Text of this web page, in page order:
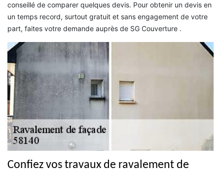
conseillé de comparer quelques devis. Pour obtenir un devis en
un temps record, surtout gratuit et sans engagement de votre
part, faites votre demande auprès de SG Couverture .
Confiez vos travaux de ravalement de